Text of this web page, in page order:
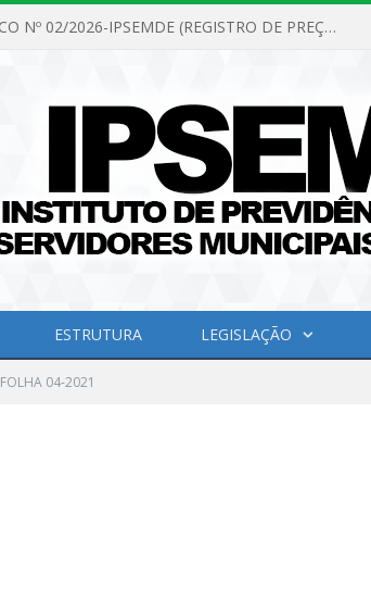
PREGÃO ELETRÔNICO Nº 02/2026-IPSEMDE (REGISTRO DE PREÇOS PARA FUTURA E EVENTUAL AQUISIÇÃO DE MATERIAL DE LIMPEZA E GÊNEROS ALIMENTÍCIOS PARA ATENDER AS NECESSIDADES DO INSTITUTO DE PREVIDÊNCIA SOCIAL DOS SERVIDORES MUNICIPAIS DE DOM ELISEU.)
ESTRUTURA LEGISLAÇÃO
FOLHA 04-2021